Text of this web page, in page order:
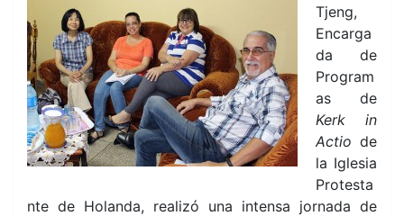
Tjeng,
Encarga
da de
Program
as de
Kerk in
Actio de
la Iglesia
Protesta
nte de Holanda, realizó una intensa jornada de